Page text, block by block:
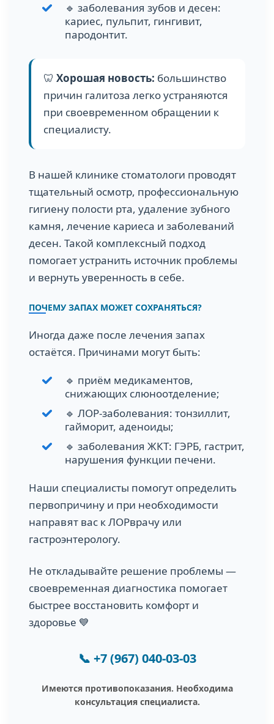
🔹 заболевания зубов и десен:
кариес, пульпит, гингивит,
пародонтит.
🦷 Хорошая новость: большинство
причин галитоза легко устраняются
при своевременном обращении к
специалисту.
В нашей клинике стоматологи проводят
тщательный осмотр, профессиональную
гигиену полости рта, удаление зубного
камня, лечение кариеса и заболеваний
десен. Такой комплексный подход
помогает устранить источник проблемы
и вернуть уверенность в себе.
ПОЧЕМУ ЗАПАХ МОЖЕТ СОХРАНЯТЬСЯ?
Иногда даже после лечения запах
остаётся. Причинами могут быть:
🔹 приём медикаментов,
снижающих слюноотделение;
🔹 ЛОР-заболевания: тонзиллит,
гайморит, аденоиды;
🔹 заболевания ЖКТ: ГЭРБ, гастрит,
нарушения функции печени.
Наши специалисты помогут определить
первопричину и при необходимости
направят вас к ЛОР­врачу или
гастроэнтерологу.
Не откладывайте решение проблемы —
своевременная диагностика помогает
быстрее восстановить комфорт и
здоровье 💙
📞 +7 (967) 040-03-03
Имеются противопоказания. Необходима
консультация специалиста.